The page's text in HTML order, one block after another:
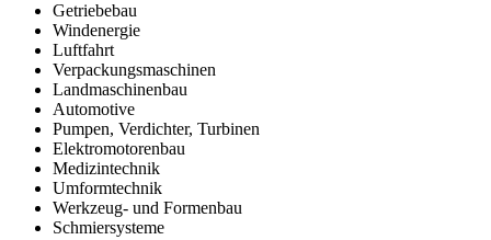
Getriebebau
Windenergie
Luftfahrt
Verpackungsmaschinen
Landmaschinenbau
Automotive
Pumpen, Verdichter, Turbinen
Elektromotorenbau
Medizintechnik
Umformtechnik
Werkzeug- und Formenbau
Schmiersysteme